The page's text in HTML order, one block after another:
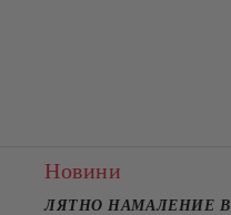
Новини
ЛЯТНО НАМАЛЕНИЕ В